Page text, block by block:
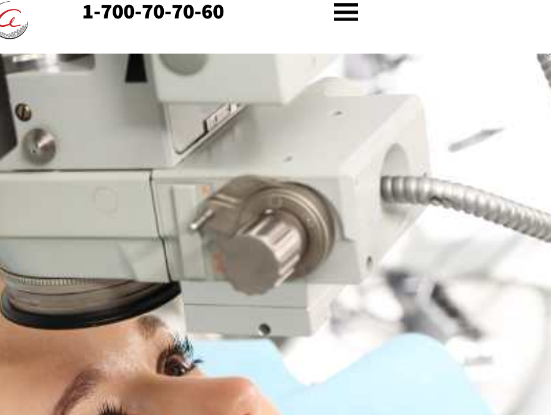
1-700-70-70-60